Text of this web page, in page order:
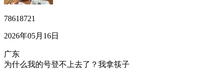
78618721
2026年05月16日
广东
为什么我的号登不上去了？我拿筷子